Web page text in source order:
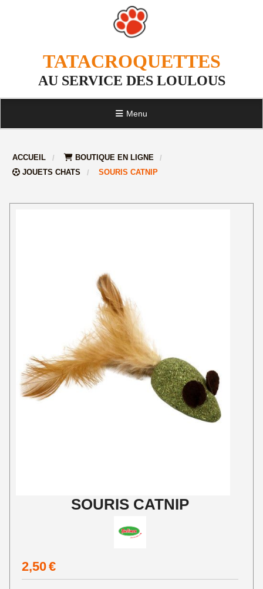
TATACROQUETTES
AU SERVICE DES LOULOUS
Menu
ACCUEIL
BOUTIQUE EN LIGNE
JOUETS CHATS
SOURIS CATNIP
SOURIS CATNIP
2,50€